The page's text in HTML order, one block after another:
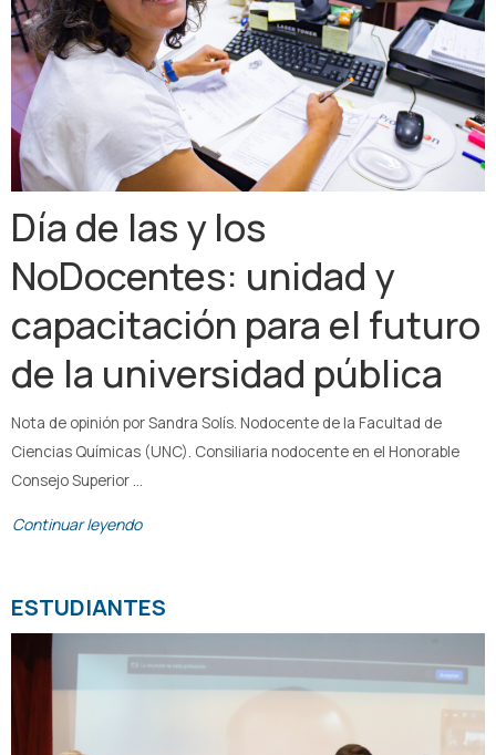
Día de las y los
NoDocentes: unidad y
capacitación para el futuro
de la universidad pública
Nota de opinión por Sandra Solís. Nodocente de la Facultad de
Ciencias Químicas (UNC). Consiliaria nodocente en el Honorable
Consejo Superior …
Continuar leyendo
ESTUDIANTES